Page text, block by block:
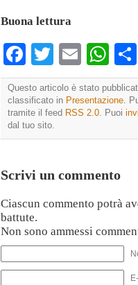
Buona lettura
Facebook
TwitterEmail
Questo articolo è stato
classificato in Presentazione .
tramite il feed RSS 2.0 . Puoi
dal tuo sito.
Scrivi un commento
Ciascun commento potrà
battute.
Non sono ammessi